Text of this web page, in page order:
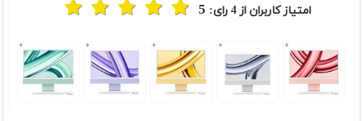
امتیاز کاربران از4 رای: 5